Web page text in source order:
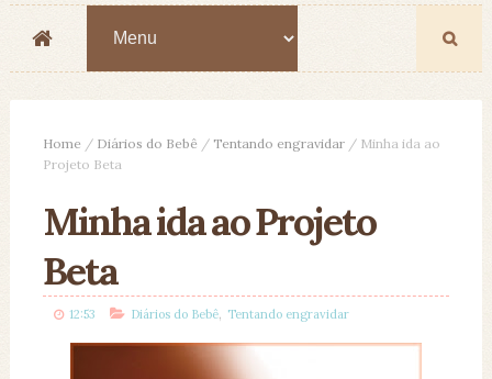
Home / Diários do Bebê / Tentando engravidar / Minha ida ao
Projeto Beta
Minha ida ao Projeto
Beta
12:53 Diários do Bebê, Tentando engravidar